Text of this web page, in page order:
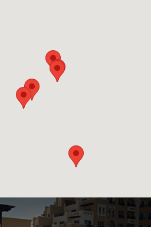
и самым большим
Недалеко от Айслэнда, в
с гольф клубом, расположен
Mall
не удивишь, но этот
самым красивым в
в «город-призрак» Аль-
и глинобитные дома
с XIV века.